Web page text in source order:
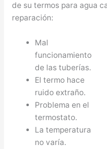
de su termos para agua
reparación:
Mal
funcionamiento
de las tuberías.
El termo hace
ruido extraño.
Problema en el
termostato.
La temperatura
no varía.